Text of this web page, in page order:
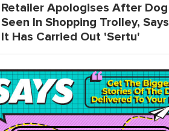
Retailer Apologises After Dog
Seen In Shopping Trolley, Says
It Has Carried Out 'Sertu'